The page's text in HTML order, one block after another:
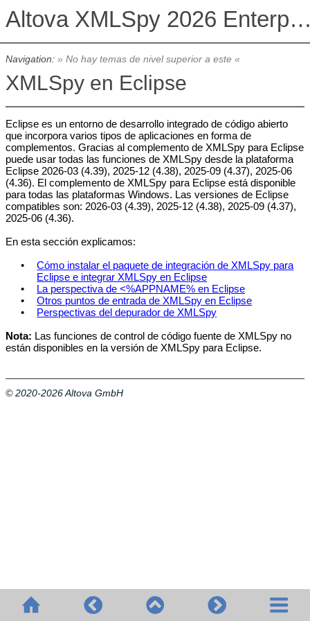
Altova XMLSpy 2026
Navigation: » No hay temas de nivel superior a este «
XMLSpy en Eclipse
Eclipse es un entorno de desarrollo integrado de código abierto
que incorpora varios tipos de aplicaciones en forma de
complementos. Gracias al complemento de XMLSpy para Eclipse
puede usar todas las funciones de XMLSpy desde la plataforma
Eclipse 2026-03 (4.39), 2025-12 (4.38), 2025-09 (4.37), 2025-06
(4.36). El complemento de XMLSpy para Eclipse está disponible
para todas las plataformas Windows. Las versiones de Eclipse
compatibles son: 2026-03 (4.39), 2025-12 (4.38), 2025-09 (4.37),
2025-06 (4.36).
En esta sección explicamos:
•
Cómo instalar el paquete de integración de XMLSpy para
Eclipse e integrar XMLSpy en Eclipse
•
La perspectiva de <%APPNAME% en Eclipse
•
Otros puntos de entrada de XMLSpy en Eclipse
•
Perspectivas del depurador de XMLSpy
Nota: Las funciones de control de código fuente de XMLSpy no
están disponibles en la versión de XMLSpy para Eclipse.
© 2020-2026 Altova GmbH